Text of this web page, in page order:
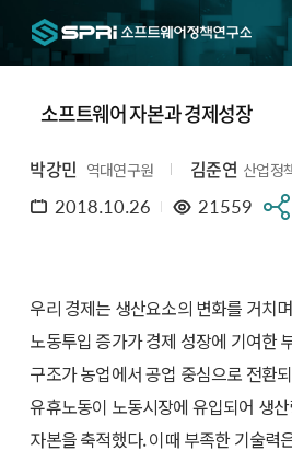
소프트웨어 자본과 경제성장
박강민 역대연구원 김준연 산업정
2018.10.26 21559
우리 경제는 생산요소의 변화를 거치
노동투입 증가가 경제 성장에 기여한
구조가 농업에서 공업 중심으로 전환
유휴노동이 노동시장에 유입되어 생
자본을 축적했다. 이때 부족한 기술력